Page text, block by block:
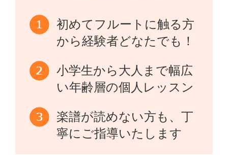
初めてフルートに触る方
から経験者どなたでも！
小学生から大人まで幅広
い年齢層の個人レッスン
楽譜が読めない方も、丁
寧にご指導いたします